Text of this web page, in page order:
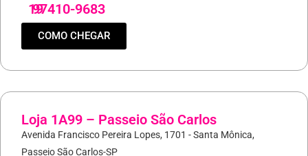
19
97410-9683
COMO CHEGAR
Loja 1A99 – Passeio São Carlos
Avenida Francisco Pereira Lopes, 1701 - Santa Mônica,
Passeio São Carlos-SP